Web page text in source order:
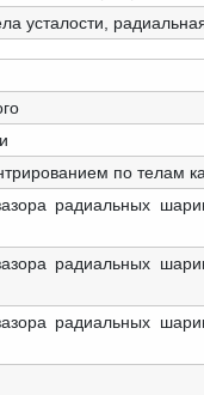
усталости,
по телам
радиальных
радиальных
радиальных